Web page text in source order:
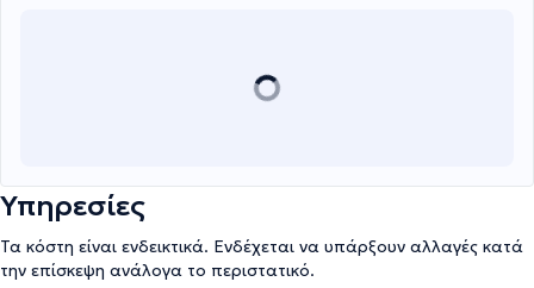
Υπηρεσίες
Τα κόστη είναι ενδεικτικά. Ενδέχεται να υπάρξουν αλλαγές κατά
την επίσκεψη ανάλογα το περιστατικό.